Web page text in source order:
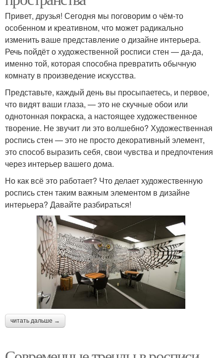
Привет, друзья! Сегодня мы поговорим о чём-то
особенном и креативном, что может радикально
изменить ваше представление о дизайне интерьера.
Речь пойдёт о художественной росписи стен — да-да,
именно той, которая способна превратить обычную
комнату в произведение искусства.
Представьте, каждый день вы просыпаетесь, и первое,
что видят ваши глаза, — это не скучные обои или
однотонная покраска, а настоящее художественное
творение. Не звучит ли это волшебно? Художественная
роспись стен — это не просто декоративный элемент,
это способ выразить себя, свои чувства и предпочтения
через интерьер вашего дома.
Но как всё это работает? Что делает художественную
роспись стен таким важным элементом в дизайне
интерьера? Давайте разбираться!
читать дальше →